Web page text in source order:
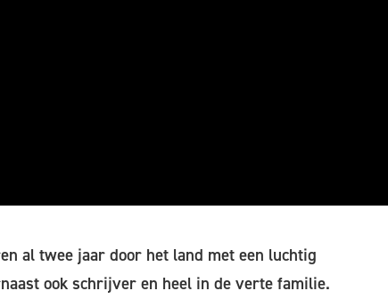
al twee jaar door het land met een luchtig
ook schrijver en heel in de verte familie.